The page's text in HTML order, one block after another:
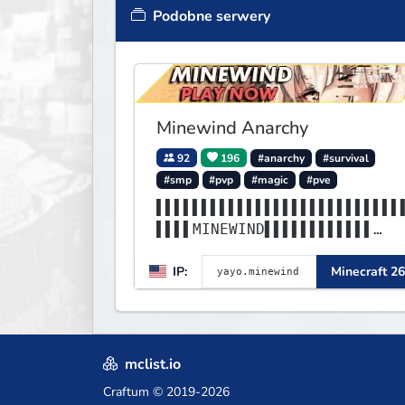
Podobne serwery
Minewind Anarchy
92 196 #anarchy
#survival
#smp
#pvp #magic #pve
▌▌▌▌MINEWIND▌▌▌▌▌▌▌▌▌▌▌▌
▌▌▌▌▌▌▌▌▌▌▌▌▌▌▌▌▌▌▌▌▌▌▌▌
IP: Minecraft
mclist.io
Craftum © 2019-2026